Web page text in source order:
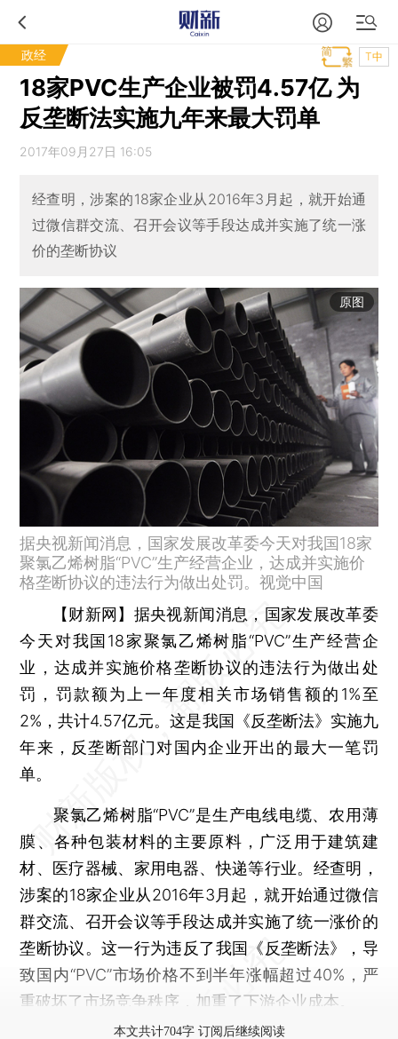
政经 T中
18家PVC生产企业被罚4.57亿 为
反垄断法实施九年来最大罚单
2017年09月27日 16:05
经查明，涉案的18家企业从2016年3月起，就开始通
过微信群交流、召开会议等手段达成并实施了统一涨
价的垄断协议
原图
据央视新闻消息，国家发展改革委今天对我国18家
聚氯乙烯树脂“PVC”生产经营企业，达成并实施价
格垄断协议的违法行为做出处罚。视觉中国
【财新网】 据央视新闻消息，国家发展改革委
今天对我国18家聚氯乙烯树脂“PVC”生产经营企
业，达成并实施价格垄断协议的违法行为做出处
罚，罚款额为上一年度相关市场销售额的1%至
2%，共计4.57亿元。这是我国《反垄断法》实施九
年来，反垄断部门对国内企业开出的最大一笔罚
单。
聚氯乙烯树脂“PVC”是生产电线电缆、农用薄
膜、各种包装材料的主要原料，广泛用于建筑建
材、医疗器械、家用电器、快递等行业。经查明，
涉案的18家企业从2016年3月起，就开始通过微信
群交流、召开会议等手段达成并实施了统一涨价的
垄断协议。这一行为违反了我国《反垄断法》，导
致国内“PVC”市场价格不到半年涨幅超过40%，严
重破坏了市场竞争秩序，加重了下游企业成本。
本文共计704字 订阅后继续阅读